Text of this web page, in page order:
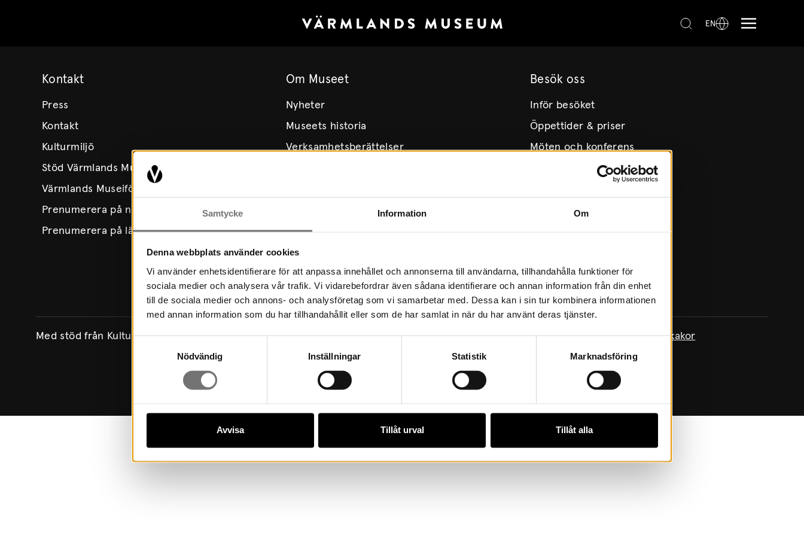
Samtycke Information Om
Denna webbplats använder cookies
Vi använder enhetsidentifierare för att anpassa innehållet och annonserna till användarna, tillhandahålla funktioner för
sociala medier och analysera vår trafik. Vi vidarebefordrar även sådana identifierare och annan information från din enhet
till de sociala medier och annons- och analysföretag som vi samarbetar med. Dessa kan i sin tur kombinera informationen
med annan information som du har tillhandahållit eller som de har samlat in när du har använt deras tjänster.
Nödvändig
Inställningar Statistik Marknadsföring
Avvisa Tillåt urval Tillåt alla
EN
Kontakt
Press
Kontakt
Kulturmiljö
Stöd Värmlands Museum
Värmlands Museiförening
Prenumerera på nyhetsbrev
Prenumerera på lärarbrev
Om Museet
Nyheter
Museets historia
Verksamhetsberättelser
Integritetspolicy
Besök oss
Inför besöket
Öppettider & priser
Möten och konferens
Med stöd från Kulturrådet genom Region Värmland. Copyright © 2020 Varmlands Museum. Integritetspolicy Hantera kakor